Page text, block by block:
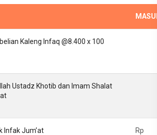
Kaleng Infaq @8.400 x 100
Ustadz Khotib dan Imam Shalat
Infak Jum’at
Rp